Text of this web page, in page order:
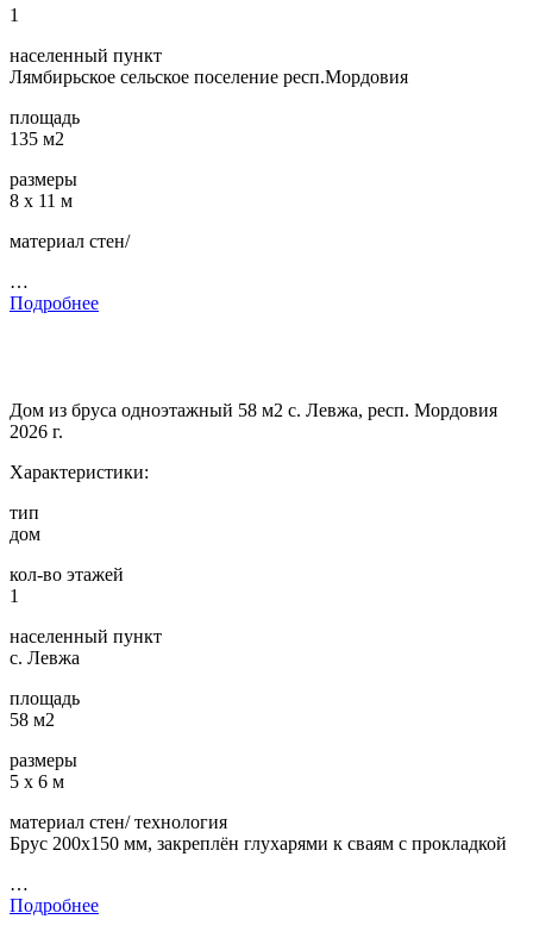
1
населенный пункт
Лямбирьское сельское поселение респ.Мордовия
площадь
135 м2
размеры
8 х 11 м
материал стен/
…
Подробнее
Дом из бруса одноэтажный 58 м2 с. Левжа, респ. Мордовия
2026 г.
Характеристики:
тип
дом
кол-во этажей
1
населенный пункт
с. Левжа
площадь
58 м2
размеры
5 х 6 м
материал стен/ технология
Брус 200х150 мм, закреплён глухарями к сваям с прокладкой
…
Подробнее